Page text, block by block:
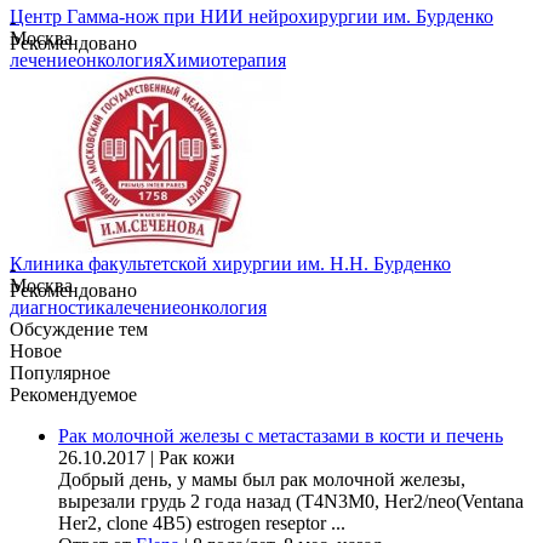
-
Рекомендовано
Центр Гамма-нож при НИИ нейрохирургии им. Бурденко
Москва
лечениеонкологияХимиотерапия
-
Рекомендовано
Клиника факультетской хирургии им. Н.Н. Бурденко
Москва
диагностикалечениеонкология
Обсуждение тем
Новое
Популярное
Рекомендуемое
Рак молочной железы с метастазами в кости и печень
26.10.2017 | Рак кожи
Добрый день, у мамы был рак молочной железы,
вырезали грудь 2 года назад (Т4N3M0, Her2/neo(Ventana
Her2, clone 4B5) estrogen reseptor ...